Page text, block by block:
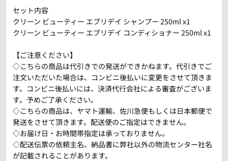
セット内容
クリーン ビューティー エブリデイ シャンプー 250ml x1
クリーン ビューティー エブリデイ コンディショナー 250ml x1
【ご注意ください】
◇こちらの商品は代引きでの発送ができかねます。代引きでご
注文いただいた場合は、コンビニ後払いに変更をさせて頂きま
す。コンビニ後払いには、決済代行会社による審査がございま
す。予めご了承ください。
◇こちらの商品は、ヤマト運輸、佐川急便もしくは日本郵便で
発送をさせて頂きます。配送便のご指定はできません。
◇お届け日・お時間帯指定は承っておりません。
◇配送伝票の依頼主名、納品書に弊社以外の物流センター社名
が記載されることがあります。